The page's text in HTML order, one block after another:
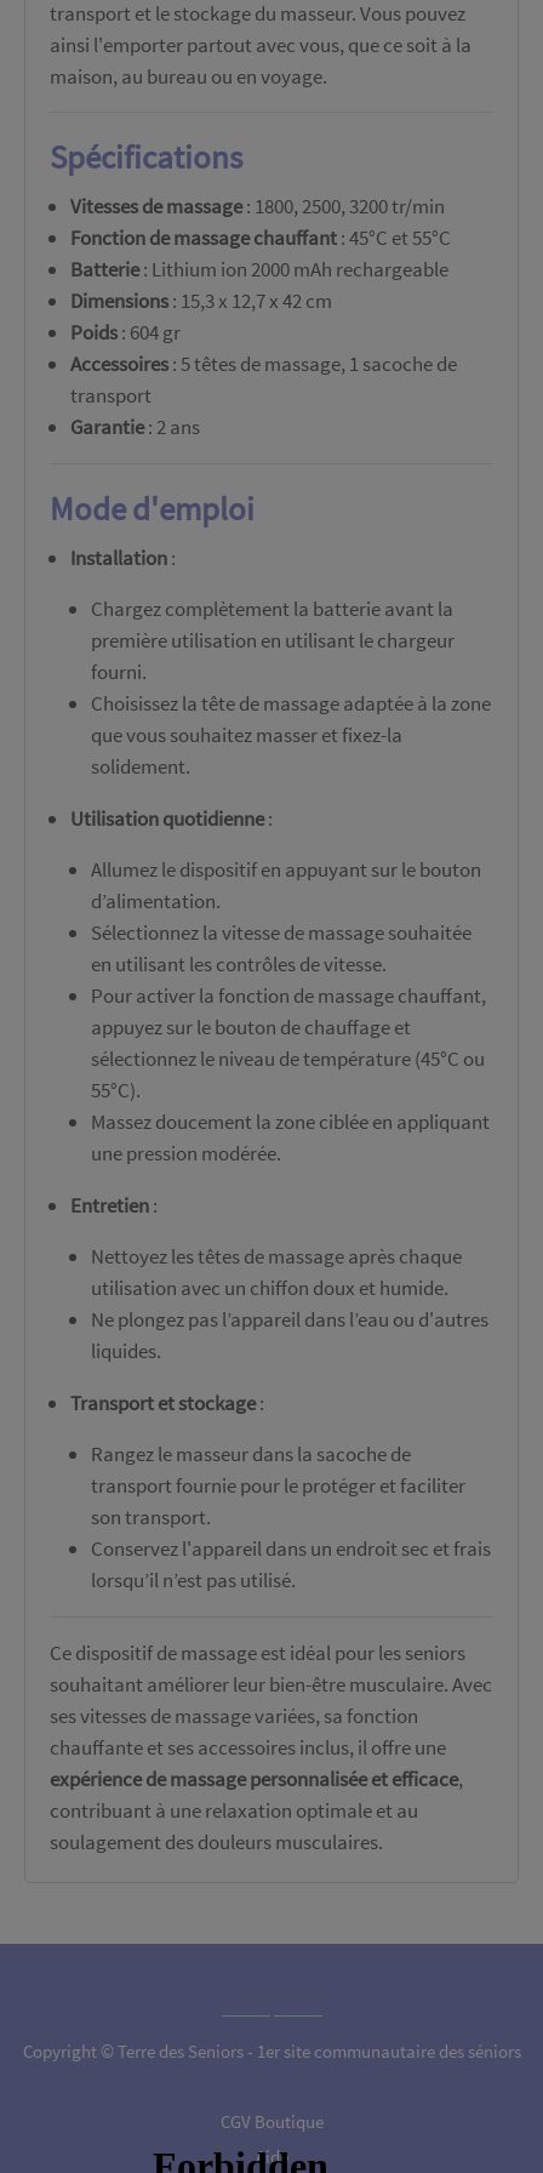
transport et le stockage du masseur. Vous pouvez
ainsi l'emporter partout avec vous, que ce soit à la
maison, au bureau ou en voyage.
Spécifications
Vitesses de massage: 1800, 2500, 3200 tr/min
Fonction de massage chauffant: 45°C et 55°C
Batterie: Lithium ion 2000 mAh rechargeable
Dimensions: 15,3 x 12,7 x 42 cm
Poids: 604 gr
Accessoires: 5 têtes de massage, 1 sacoche de
transport
Garantie: 2 ans
Mode d'emploi
Installation:
Chargez complètement la batterie avant la
première utilisation en utilisant le chargeur
fourni.
Choisissez la tête de massage adaptée à la zone
que vous souhaitez masser et fixez-la
solidement.
Utilisation quotidienne:
Allumez le dispositif en appuyant sur le bouton
d’alimentation.
Sélectionnez la vitesse de massage souhaitée
en utilisant les contrôles de vitesse.
Pour activer la fonction de massage chauffant,
appuyez sur le bouton de chauffage et
sélectionnez le niveau de température (45°C ou
55°C).
Massez doucement la zone ciblée en appliquant
une pression modérée.
Entretien:
Nettoyez les têtes de massage après chaque
utilisation avec un chiffon doux et humide.
Ne plongez pas l’appareil dans l’eau ou d'autres
liquides.
Transport et stockage:
Rangez le masseur dans la sacoche de
transport fournie pour le protéger et faciliter
son transport.
Conservez l'appareil dans un endroit sec et frais
lorsqu’il n’est pas utilisé.
Ce dispositif de massage est idéal pour les seniors
souhaitant améliorer leur bien-être musculaire. Avec
ses vitesses de massage variées, sa fonction
chauffante et ses accessoires inclus, il offre une
expérience de massage personnalisée et efficace,
contribuant à une relaxation optimale et au
soulagement des douleurs musculaires.
Copyright © Terre des Seniors - 1er site communautaire des séniors
CGV Boutique
Aide